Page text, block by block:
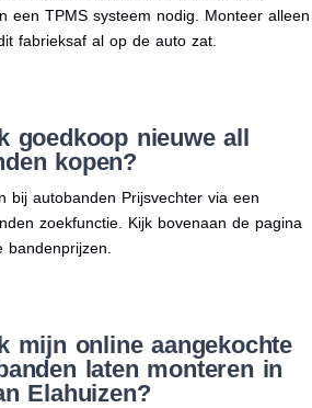
een TPMS systeem nodig. Monteer alleen
fabrieksaf al op de auto zat.
goedkoop nieuwe all
kopen?
bij autobanden Prijsvechter via een
zoekfunctie. Kijk bovenaan de pagina
mijn online aangekochte
laten monteren in
Elahuizen?